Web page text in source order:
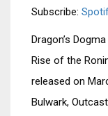
RSS FEED
LINK
EMBED
Subscribe:
Dragon’s
Rise of the
released on
Bulwark,